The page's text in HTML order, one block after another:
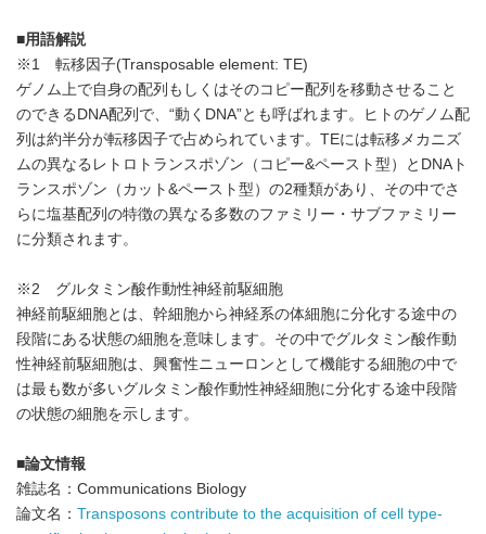
■用語解説
※1 転移因子(Transposable element: TE)
ゲノム上で自身の配列もしくはそのコピー配列を移動させること
のできるDNA配列で、“動くDNA”とも呼ばれます。ヒトのゲノム配
列は約半分が転移因子で占められています。TEには転移メカニズ
ムの異なるレトロトランスポゾン（コピー&ペースト型）とDNAト
ランスポゾン（カット&ペースト型）の2種類があり、その中でさ
らに塩基配列の特徴の異なる多数のファミリー・サブファミリー
に分類されます。
※2 グルタミン酸作動性神経前駆細胞
神経前駆細胞とは、幹細胞から神経系の体細胞に分化する途中の
段階にある状態の細胞を意味します。その中でグルタミン酸作動
性神経前駆細胞は、興奮性ニューロンとして機能する細胞の中で
は最も数が多いグルタミン酸作動性神経細胞に分化する途中段階
の状態の細胞を示します。
■論文情報
雑誌名：Communications Biology
論文名： Transposons contribute to the acquisition of cell type-